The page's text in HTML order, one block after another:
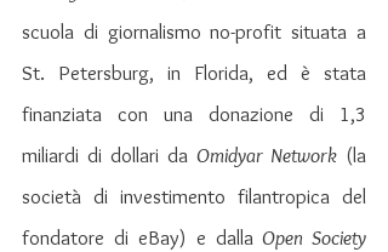
scuola di giornalismo no-profit situata a
St. Petersburg, in Florida, ed è stata
finanziata con una donazione di 1,3
miliardi di dollari da Omidyar Network (la
società di investimento filantropica del
fondatore di eBay) e dalla Open Society